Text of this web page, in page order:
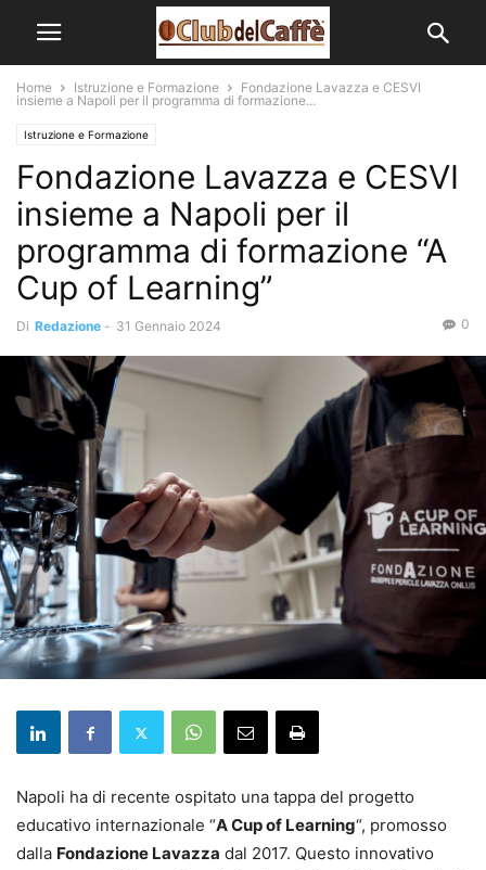
Home Istruzione e Formazione
Fondazione Lavazza e CESVI
insieme a Napoli per il programma di formazione...
Istruzione e Formazione
Fondazione Lavazza e CESVI
insieme a Napoli per il
programma di formazione “A
Cup of Learning”
Di Redazione - 31 Gennaio 2024 0
Napoli ha di recente ospitato una tappa del progetto
educativo internazionale “A Cup of Learning“, promosso
dalla Fondazione Lavazza dal 2017. Questo innovativo